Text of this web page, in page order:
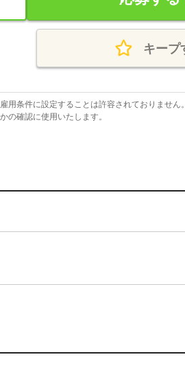
キープ
用条件に設定することは許容されておりません
の確認に使用いたします。